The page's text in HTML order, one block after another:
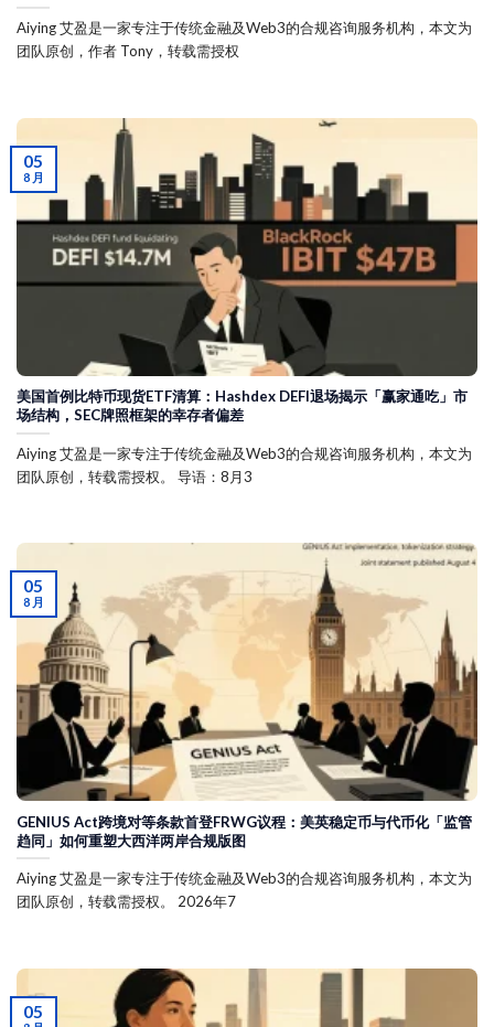
Aiying 艾盈是一家专注于传统金融及Web3的合规咨询服务机构，本文为
团队原创，作者 Tony，转载需授权
美国首例比特币现货ETF清算：Hashdex DEFI退场揭示「赢家通吃」市
场结构，SEC牌照框架的幸存者偏差
Aiying 艾盈是一家专注于传统金融及Web3的合规咨询服务机构，本文为
团队原创，转载需授权。 导语：8月3
05
8 月
GENIUS Act跨境对等条款首登FRWG议程：美英稳定币与代币化「监管
趋同」如何重塑大西洋两岸合规版图
Aiying 艾盈是一家专注于传统金融及Web3的合规咨询服务机构，本文为
团队原创，转载需授权。 2026年7
05
8 月
05